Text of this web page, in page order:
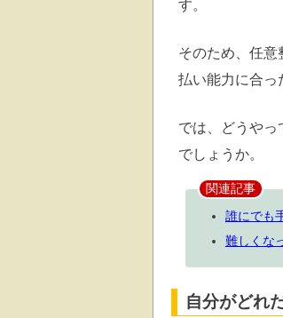
す。
そのため、任意
払い能力に合っ
では、どうや
でしょうか。
関連記事
誰にでも
難しくな
自分がどれ